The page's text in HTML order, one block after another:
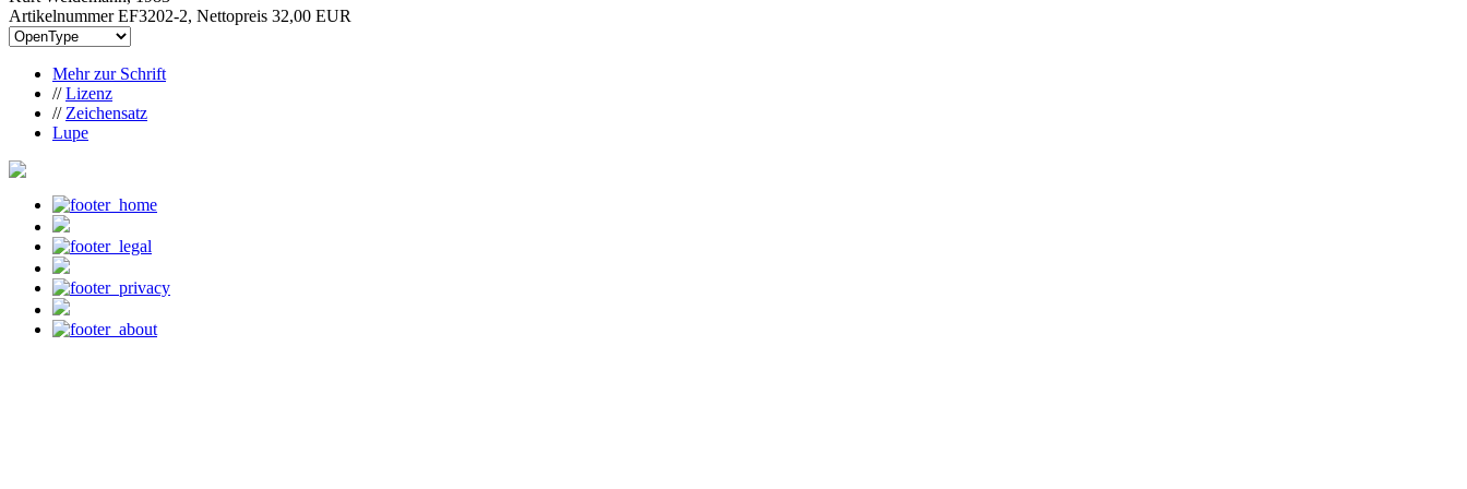
Artikelnummer EF3202-2, Nettopreis 32,00 EUR
Mehr zur Schrift
//Lizenz
// Zeichensatz
Lupe